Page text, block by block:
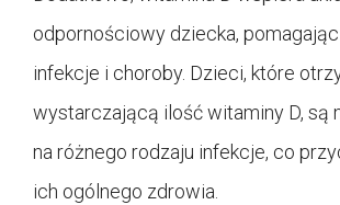
odpornościowy dziecka,
infekcje i choroby. Dzieci, które
wystarczającą ilość witaminy D, są
na różnego rodzaju infekcje, co
ich ogólnego zdrowia.